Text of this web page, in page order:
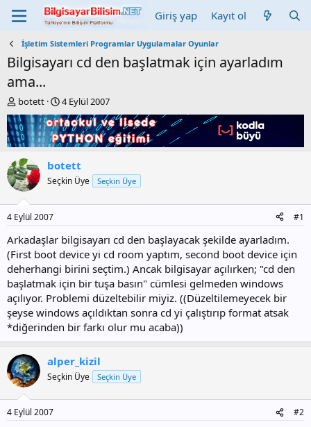
Giriş yap Kayıt ol
İşletim Sistemleri Programlar Uygulamalar Oyunlar
Bilgisayarı cd den başlatmak için ayarladım
ama...
K
o
n
b
u
y
u
b
a
ş
l
a
t
a
n
botett
B
a
ş
l
a
n
g
ı
a
r
i
h
4 Eylül 2007
botett
Seçkin Üye Seçkin Üye
4 Eylül 2007 #1
Arkadaşlar bilgisayarı cd den başlayacak şekilde ayarladım.
(First boot device yi cd room yaptım, second boot device için
deherhangi birini seçtim.) Ancak bilgisayar açılırken; "cd den
başlatmak için bir tuşa basın" cümlesi gelmeden windows
açılıyor. Problemi düzeltebilir miyiz. ((Düzeltilemeyecek bir
şeyse windows açıldıktan sonra cd yi çalıştırıp format atsak
*diğerinden bir farkı olur mu acaba))
alper_kizil
Seçkin Üye Seçkin Üye
4 Eylül 2007 #2